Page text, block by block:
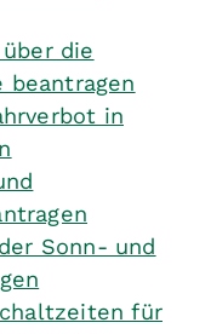
die
beantragen
in
Sonn- und
für